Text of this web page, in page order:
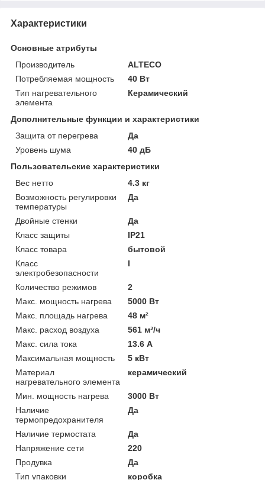
Характеристики
Основные атрибуты
Производитель
ALTECO
Потребляемая мощность
40 Вт
Тип нагревательного
элемента
Керамический
Дополнительные функции и характеристики
Защита от перегрева
Да
Уровень шума
40 дБ
Пользовательские характеристики
Вес нетто
4.3 кг
Возможность регулировки
температуры
Да
Двойные стенки
Да
Класс защиты
IP21
Класс товара
бытовой
Класс
электробезопасности
I
Количество режимов
2
Макс. мощность нагрева
5000 Вт
Макс. площадь нагрева
48 м²
Макс. расход воздуха
561 м³/ч
Макс. сила тока
13.6 А
Максимальная мощность
5 кВт
Материал
нагревательного элемента
керамический
Мин. мощность нагрева
3000 Вт
Наличие
термопредохранителя
Да
Наличие термостата
Да
Напряжение сети
220
Продувка
Да
Тип упаковки
коробка